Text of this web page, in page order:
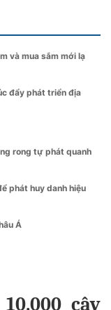
và mua sắm mới lạ
đẩy phát triển địa
rong tự phát quanh
phát huy danh hiệu
Á
cây